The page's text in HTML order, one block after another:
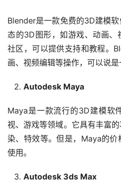
Blender是一款免费的3D建模
态的3D图形，如游戏、动画、
社区，可以提供支持和教程。
画、视频编辑等操作，可以说是
Autodesk Maya
Maya是一款流行的3D建模软
视、游戏等领域。它具有丰富
染、特效等。但是，Maya的
使用。
Autodesk 3ds Max